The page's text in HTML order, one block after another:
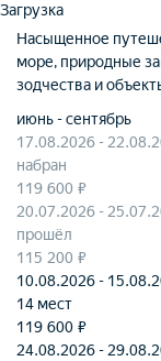
Загрузка
Насыщенное
море, природные
зодчества и
июнь - сентябрь
17.08.2026 -
набран
119 600 ₽
20.07.2026 -
прошёл
115 200 ₽
10.08.2026 -
14 мест
119 600 ₽
24.08.2026 -